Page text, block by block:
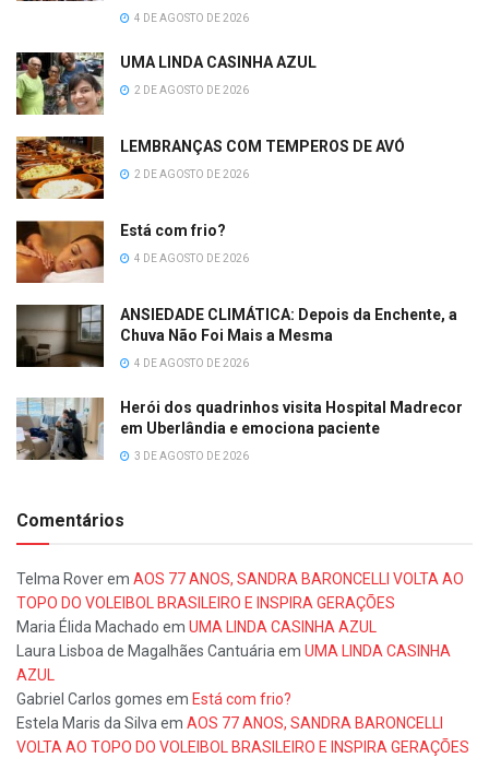
4 DE AGOSTO DE 2026
UMA LINDA CASINHA AZUL
2 DE AGOSTO DE 2026
LEMBRANÇAS COM TEMPEROS DE AVÓ
2 DE AGOSTO DE 2026
Está com frio?
4 DE AGOSTO DE 2026
ANSIEDADE CLIMÁTICA: Depois da Enchente, a
Chuva Não Foi Mais a Mesma
4 DE AGOSTO DE 2026
Herói dos quadrinhos visita Hospital Madrecor
em Uberlândia e emociona paciente
3 DE AGOSTO DE 2026
Comentários
Telma Roverem AOS 77 ANOS, SANDRA BARONCELLI VOLTA AO
TOPO DO VOLEIBOL BRASILEIRO E INSPIRA GERAÇÕES
Maria Élida Machado em UMA LINDA CASINHA AZUL
Laura Lisboa de Magalhães Cantuária em UMA LINDA CASINHA
AZUL
Gabriel Carlos gomes em Está com frio?
Estela Maris da Silva em AOS 77 ANOS, SANDRA BARONCELLI
VOLTA AO TOPO DO VOLEIBOL BRASILEIRO E INSPIRA GERAÇÕES